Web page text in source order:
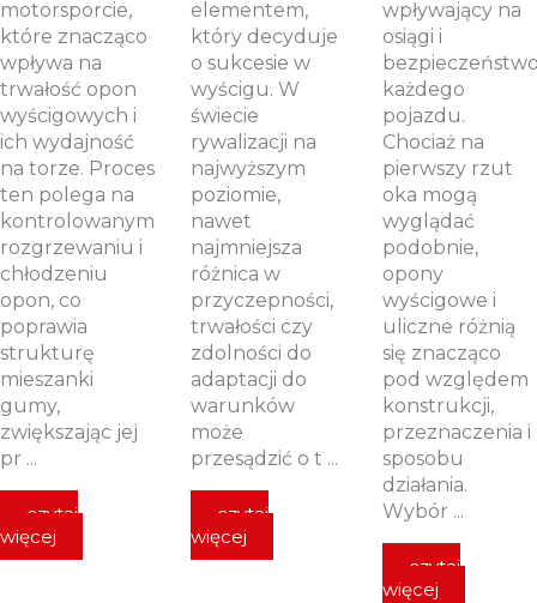
motorsporcie,
które znacząco
wpływa na
trwałość opon
wyścigowych i
ich wydajność
na torze. Proces
ten polega na
kontrolowanym
rozgrzewaniu i
chłodzeniu
opon, co
poprawia
strukturę
mieszanki
gumy,
zwiększając jej
pr ...
czytaj
więcej
elementem,
który decyduje
o sukcesie w
wyścigu. W
świecie
rywalizacji na
najwyższym
poziomie,
nawet
najmniejsza
różnica w
przyczepności,
trwałości czy
zdolności do
adaptacji do
warunków
może
przesądzić o t ...
czytaj
więcej
wpływający na
osiągi i
każdego
pojazdu.
Chociaż na
pierwszy rzut
oka mogą
wyglądać
podobnie,
opony
wyścigowe i
uliczne różnią
się znacząco
pod względem
konstrukcji,
przeznaczenia i
sposobu
działania.
Wybór ...
czytaj
więcej